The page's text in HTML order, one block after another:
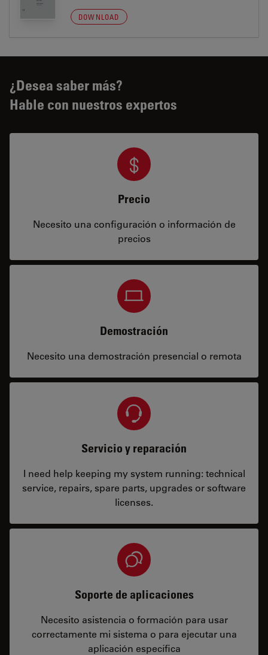
DOWNLOAD
¿Desea saber más?
Hable con nuestros expertos
Precio
Necesito una configuración o información de
precios
Demostración
Necesito una demostración presencial o remota
Servicio y reparación
I need help keeping my system running: technical
service, repairs, spare parts, upgrades or software
licenses.
Soporte de aplicaciones
Necesito asistencia o formación para usar
correctamente mi sistema o para ejecutar una
aplicación específica